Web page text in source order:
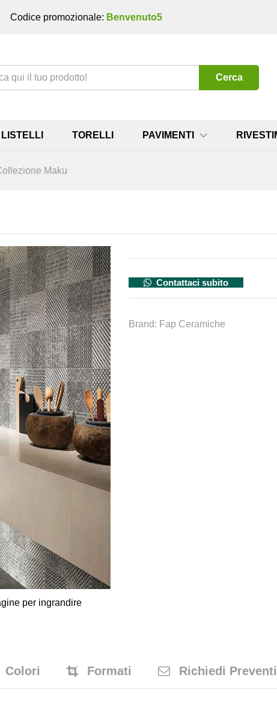
Codice promozionale: Benvenuto5
Cerca
LISTELLI TORELLI PAVIMENTI
Maku
per ingrandire
Contattaci subito
Brand: Fap Ceramiche
Colori Formati Richiedi